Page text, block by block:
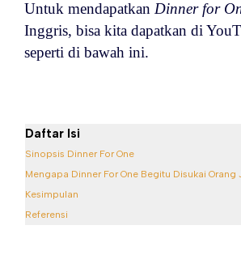
Untuk mendapatkan Dinner for
Inggris, bisa kita dapatkan di
seperti di bawah ini.
Daftar Isi
Sinopsis Dinner For One
Mengapa Dinner For One Begitu Disukai Orang
Kesimpulan
Referensi